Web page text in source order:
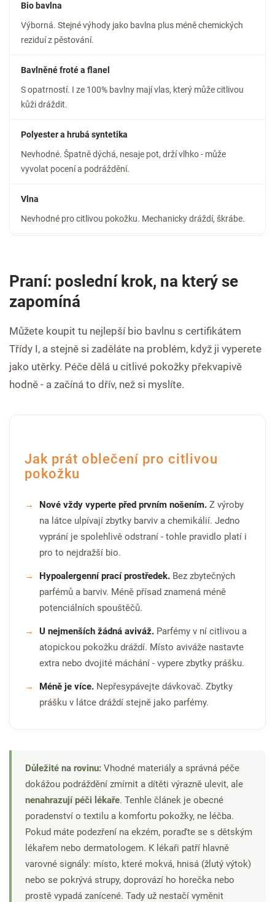
Bio bavlna
Výborná. Stejné výhody jako bavlna plus méně chemických
reziduí z pěstování.
Bavlněné froté a flanel
S opatrností. I ze 100% bavlny mají vlas, který může citlivou
kůži dráždit.
Polyester a hrubá syntetika
Nevhodné. Špatně dýchá, nesaje pot, drží vlhko - může
vyvolat pocení a podráždění.
Vlna
Nevhodné pro citlivou pokožku. Mechanicky dráždí, škrábe.
Praní: poslední krok, na který se
zapomíná
Můžete koupit tu nejlepší bio bavlnu s certifikátem
Třídy I, a stejně si zaděláte na problém, když ji vyperete
jako utěrky. Péče dělá u citlivé pokožky překvapivě
hodně - a začíná to dřív, než si myslíte.
Jak prát oblečení pro citlivou
pokožku
Nové vždy vyperte před prvním nošením. Z výroby
na látce ulpívají zbytky barviv a chemikálií. Jedno
vyprání je spolehlivě odstraní - tohle pravidlo platí i
pro to nejdražší bio.
Hypoalergenní prací prostředek. Bez zbytečných
parfémů a barviv. Méně přísad znamená méně
potenciálních spouštěčů.
U nejmenších žádná aviváž. Parfémy v ní citlivou a
atopickou pokožku dráždí. Místo aviváže nastavte
extra nebo dvojité máchání - vypere zbytky prášku.
Méně je více. Nepřesypávejte dávkovač. Zbytky
prášku v látce dráždí stejně jako parfémy.
Důležité na rovinu: Vhodné materiály a správná péče
dokážou podráždění zmírnit a dítěti výrazně ulevit, ale
nenahrazují péči lékaře. Tenhle článek je obecné
poradenství o textilu a komfortu pokožky, ne léčba.
Pokud máte podezření na ekzém, poraďte se s dětským
lékařem nebo dermatologem. K lékaři patří hlavně
varovné signály: místo, které mokvá, hnisá (žlutý výtok)
nebo se pokrývá strupy, doprovází ho horečka nebo
prostě vypadá zanícené. Tady už nestačí vyměnit